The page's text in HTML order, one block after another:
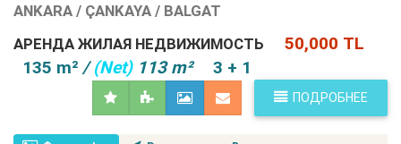
ANKARA / ÇANKAYA / BALGAT
АРЕНДА ЖИЛАЯ НЕДВИЖИМОСТЬ
50,000 TL
135 m² /(Net)113 m² 3 + 1
ПОДРОБНЕЕ